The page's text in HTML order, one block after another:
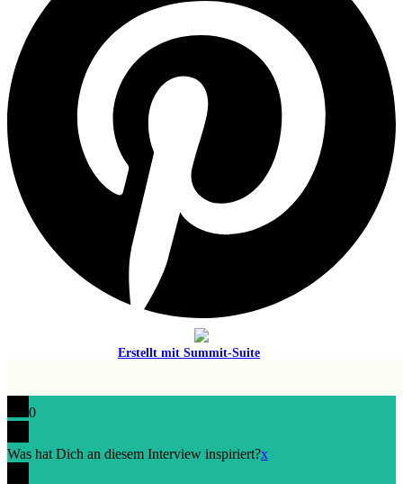
Erstellt mit Summit-Suite
0
Was hat Dich an diesem Interview inspiriert?x